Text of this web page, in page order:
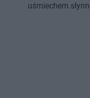
uśmiechem